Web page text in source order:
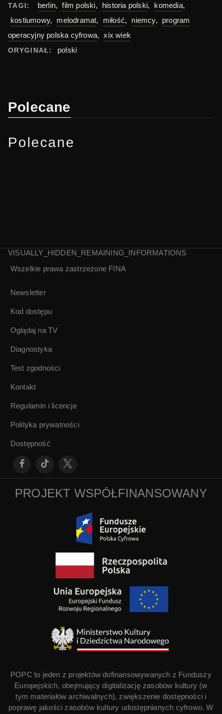
TAGI: berlin, film polski, historia polski, komedia,
kostiumowy, melodramat, miłość, niemcy,
program
operacyjny polska cyfrowa, xix wiek
ORYGINAŁ: polski
Polecane
Polecane
Bal na dworcu w
Bajon
Próba ognia i wody
VISUALLY_HIDDEN_REMAINING_INFORMATIONS
Wszelkie prawa zastrzeżone FINA
Newsletter
Kod dostępu
Oglądaj na TV
Diagnostyka
Test zgodności
Kontakt
Regulamin i licencje
Polityka prywatności
Dostępność
PROJEKT WSPÓŁFINANSOWANY
POPC to jeden z projektów dofinansowywanych z Funduszy
Europejskich, obejmujący digitalizację zasobów kultury (w
tym materiałów archiwalnych), zwiększenie dostępności i
poprawę jakości zasobów kultury udostępnianych cyfrowo. W